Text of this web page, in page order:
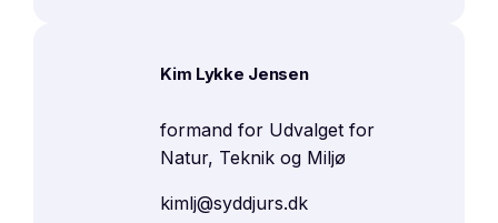
Kim Lykke Jensen
formand for Udvalget for
Natur, Teknik og Miljø
kimlj@syddjurs.dk